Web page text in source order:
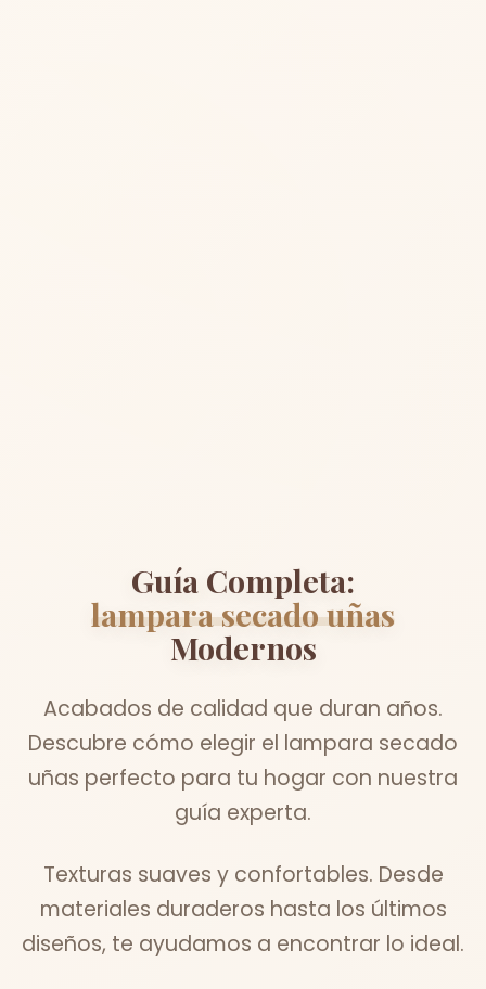
Guía Completa:
lampara secado uñas
Modernos
Acabados de calidad que duran años.
Descubre cómo elegir el lampara secado
uñas perfecto para tu hogar con nuestra
guía experta.
Texturas suaves y confortables. Desde
materiales duraderos hasta los últimos
diseños, te ayudamos a encontrar lo ideal.